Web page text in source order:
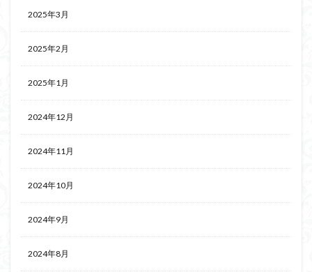
2025年3月
2025年2月
2025年1月
2024年12月
2024年11月
2024年10月
2024年9月
2024年8月